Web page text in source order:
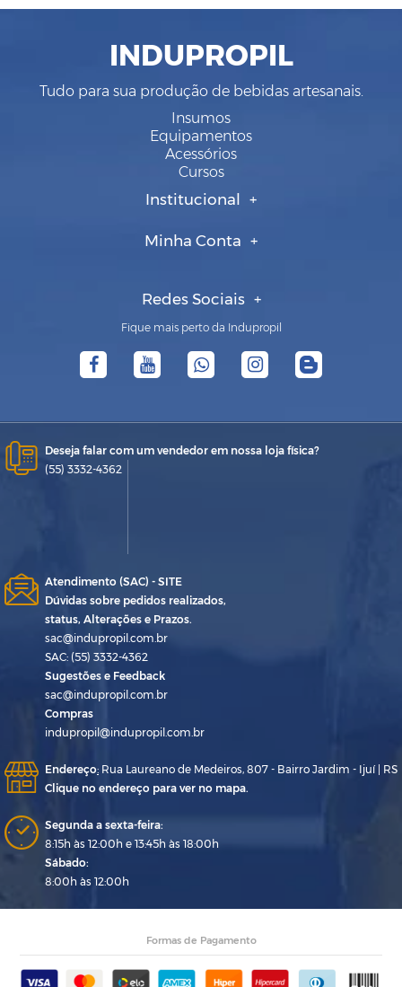
INDUPROPIL
Tudo para sua produção de bebidas artesanais.
Insumos
Equipamentos
Acessórios
Cursos
Institucional
Minha Conta
Redes Sociais
Fique mais perto da Indupropil
Deseja falar com um vendedor em nossa loja física?
(55) 3332-4362
Atendimento (SAC) - SITE
Dúvidas sobre pedidos realizados,
status, Alterações e Prazos.
sac@indupropil.com.br
SAC: (55) 3332-4362
Sugestões e Feedback
sac@indupropil.com.br
Compras
indupropil@indupropil.com.br
Endereço: Rua Laureano de Medeiros, 807 - Bairro Jardim - Ijuí | RS
Clique no endereço para ver no mapa.
Segunda a sexta-feira:
8:15h às 12:00h e 13:45h às 18:00h
Sábado:
8:00h às 12:00h
Formas de Pagamento